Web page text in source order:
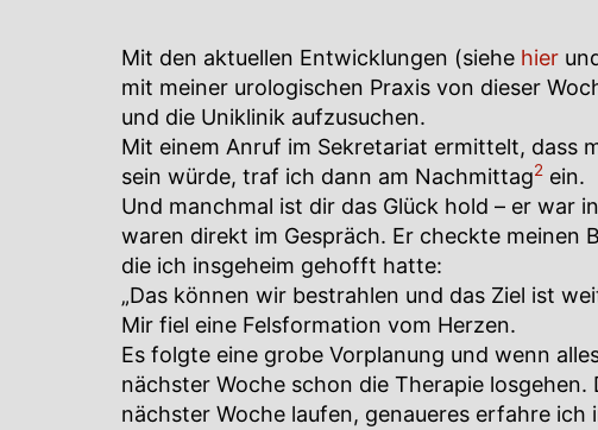
Mit den aktuellen Entwicklungen (siehe hier
mit meiner urologischen Praxis von dieser
und die Uniklinik aufzusuchen.
Mit einem Anruf im Sekretariat ermittelt, dass
sein würde, traf ich dann am Nachmittag2 ein.
Und manchmal ist dir das Glück hold – er war
waren direkt im Gespräch. Er checkte meinen
die ich insgeheim gehofft hatte:
„Das können wir bestrahlen und das Ziel ist
Mir fiel eine Felsformation vom Herzen.
Es folgte eine grobe Vorplanung und wenn
nächster Woche schon die Therapie
nächster Woche laufen, genaueres erfahre